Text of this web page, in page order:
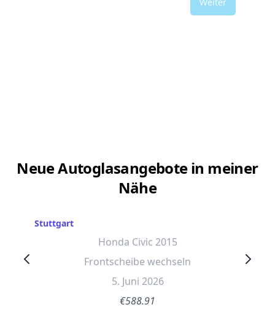
Neue Autoglasangebote in meiner
Nähe
Stuttgart
Honda Civic 2015
Frontscheibe wechseln
5. Juni 2026
€588.91